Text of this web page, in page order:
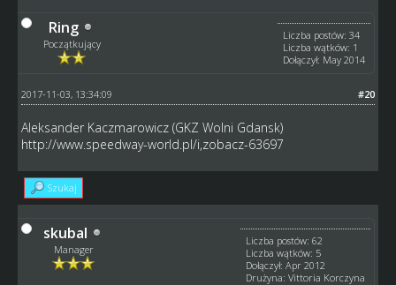
Ring
Początkujący
Liczba postów: 34
Liczba wątków: 1
Dołączył: May 2014
#20
2017-11-03, 13:34:09
Aleksander Kaczmarowicz (GKZ Wolni Gdansk)
http://www.speedway-world.pl/i,zobacz-63697
Szukaj
skubal
Manager
Liczba postów: 62
Liczba wątków: 5
Dołączył: Apr 2012
Drużyna: Vittoria Korczyna